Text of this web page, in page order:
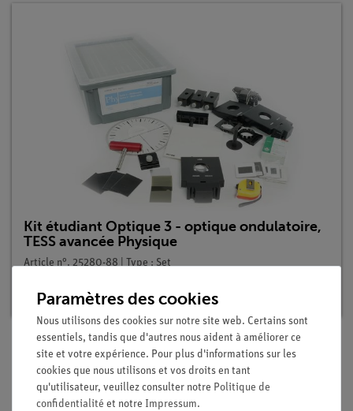
Kit étudiant Optique 3 - optique ondulatoire,
TESS avancée Physique
Article n°. 25280-88 | Type : Set
Délai de livraison : En stock
Contenu de livraison
Paramètres des cookies
Nous utilisons des cookies sur notre site web. Certains sont
essentiels, tandis que d'autres nous aident à améliorer ce
site et votre expérience. Pour plus d'informations sur les
cookies que nous utilisons et vos droits en tant
qu'utilisateur, veuillez consulter notre Politique de
confidentialité et notre Impressum.